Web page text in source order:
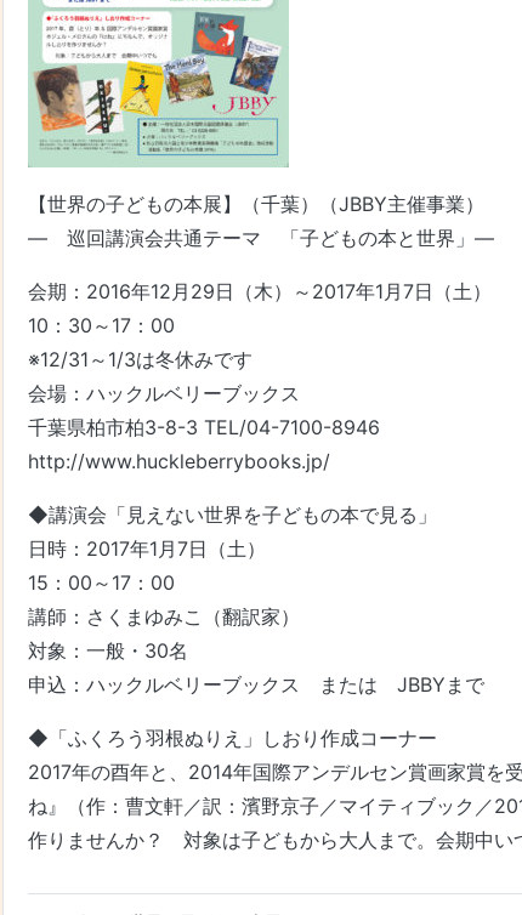
【世界の子どもの本展】（千葉）（JBBY主催事業）
― 巡回講演会共通テーマ 「子どもの本と世界」―
会期：2016年12月29日（木）～2017年1月7日（土）
10：30～17：00
※12/31～1/3は冬休みです
会場：ハックルベリーブックス
千葉県柏市柏3-8-3 TEL/04-7100-8946
http://www.huckleberrybooks.jp/
◆講演会「見えない世界を子どもの本で見る」
日時：2017年1月7日（土）
15：00～17：00
講師：さくまゆみこ（翻訳家）
対象：一般・30名
申込：ハックルベリーブックス または JBBYまで
◆「ふくろう羽根ぬりえ」しおり作成コーナー
2017年の酉年と、2014年国際アンデルセン賞画家賞を
ね』（作：曹文軒／訳：濱野京子／マイティブック／
作りませんか？ 対象は子どもから大人まで。会期中い